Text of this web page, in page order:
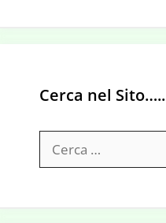
Cerca nel Sito…..
per: